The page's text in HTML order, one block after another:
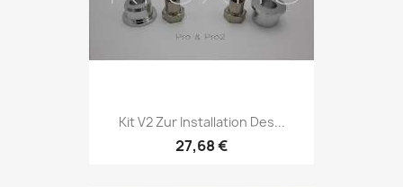
Kit V2 Zur Installation Des...
27,68 €